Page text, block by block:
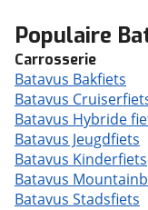
Populaire
Carrosserie
Batavus Bakfiets
Batavus
Batavus Hybride
Batavus Jeugdfiets
Batavus Kinderfiets
Batavus
Batavus Stadsfiets